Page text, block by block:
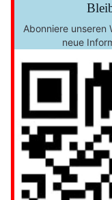
Abonniere unseren
neue